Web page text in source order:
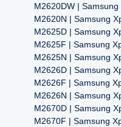
M2620DW |
M2620N | Samsung
M2625D | Samsung
M2625F | Samsung
M2625N | Samsung
M2626D | Samsung
M2626F | Samsung
M2626N | Samsung
M2670D | Samsung
M2670F | Samsung